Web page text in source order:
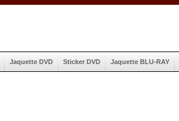
Jaquette DVD Sticker DVD Jaquette BLU-RAY